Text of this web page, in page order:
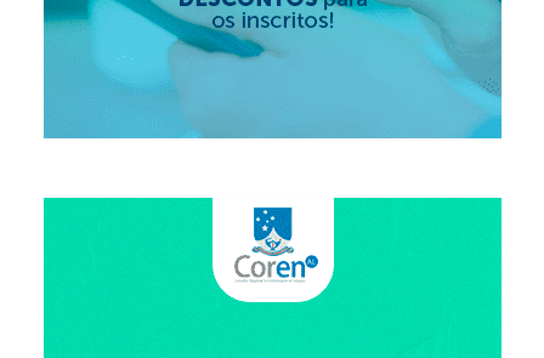
Decisões
Portarias
Resoluções
Censura Pública